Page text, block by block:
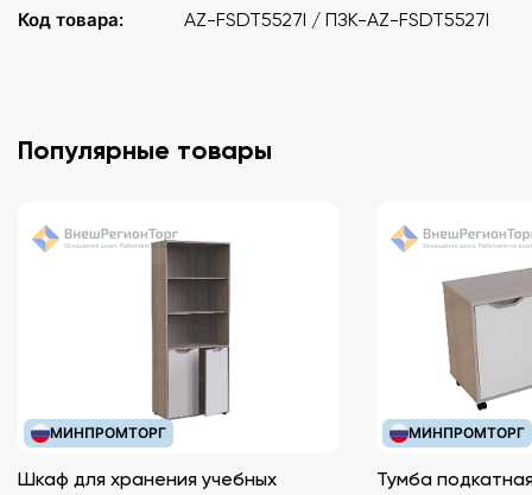
Код товара:
AZ-FSDT5527I / ПЗК-AZ-FSDT5527I
Популярные товары
МИНПРОМТОРГ
Шкаф для хранения учебных
МИНПРОМТОРГ
Тумба